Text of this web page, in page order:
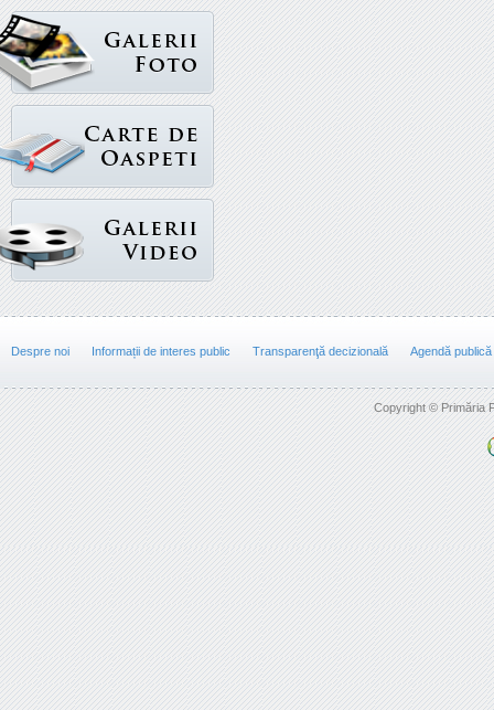
Despre noi Informații de interes public Transparenţă decizională Agendă publică
Copyright © Primăria